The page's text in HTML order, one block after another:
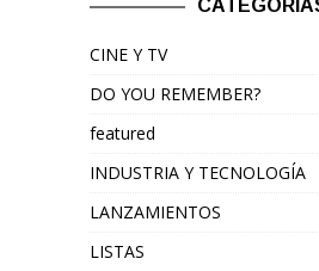
CINE Y TV
DO YOU REMEMBER?
featured
INDUSTRIA Y TECNOLOGÍA
LANZAMIENTOS
LISTAS